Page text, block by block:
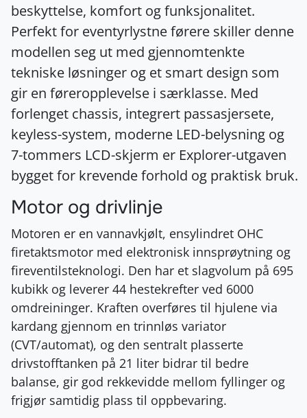
beskyttelse, komfort og funksjonalitet.
Perfekt for eventyrlystne førere skiller denne
modellen seg ut med gjennomtenkte
tekniske løsninger og et smart design som
gir en føreropplevelse i særklasse. Med
forlenget chassis, integrert passasjersete,
keyless-system, moderne LED-belysning og
7-tommers LCD-skjerm er Explorer-utgaven
bygget for krevende forhold og praktisk bruk.
Motor og drivlinje
Motoren er en vannavkjølt, ensylindret OHC
firetaktsmotor med elektronisk innsprøytning og
fireventilsteknologi. Den har et slagvolum på 695
kubikk og leverer 44 hestekrefter ved 6000
omdreininger. Kraften overføres til hjulene via
kardang gjennom en trinnløs variator
(CVT/automat), og den sentralt plasserte
drivstofftanken på 21 liter bidrar til bedre
balanse, gir god rekkevidde mellom fyllinger og
frigjør samtidig plass til oppbevaring.